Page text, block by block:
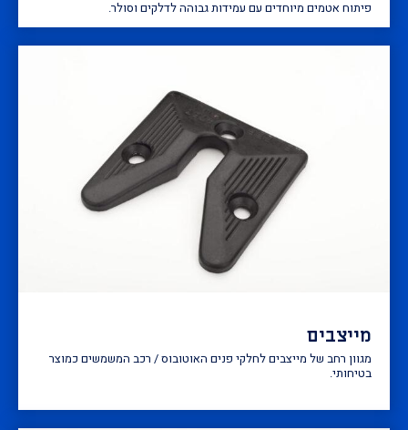
פיתוח אטמים מיוחדים עם עמידות גבוהה לדלקים וסולר.
מייצבים
מגוון רחב של מייצבים לחלקי פנים האוטובוס / רכב המשמשים כמוצר
בטיחותי.